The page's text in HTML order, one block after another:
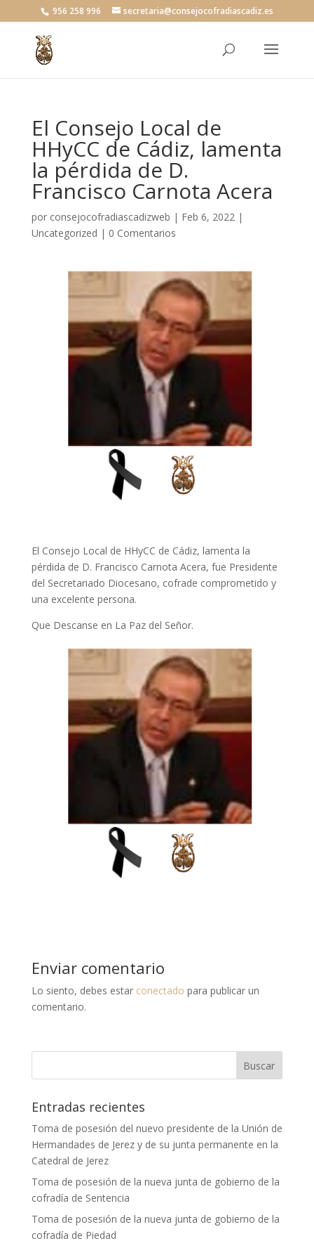
956 258 996 secretaria@consejocofradiascadiz.es
El Consejo Local de
HHyCC de Cádiz, lamenta
la pérdida de D.
Francisco Carnota Acera
por consejocofradiascadizweb | Feb 6, 2022|
Uncategorized | 0 Comentarios
El Consejo Local de HHyCC de Cádiz, lamenta la
pérdida de D. Francisco Carnota Acera, fue Presidente
del Secretariado Diocesano, cofrade comprometido y
una excelente persona.
Que Descanse en La Paz del Señor.
Enviar comentario
Lo siento, debes estar conectado para publicar un
comentario.
Entradas recientes
Toma de posesión del nuevo presidente de la Unión de
Hermandades de Jerez y de su junta permanente en la
Catedral de Jerez
Toma de posesión de la nueva junta de gobierno de la
cofradía de Sentencia
Toma de posesión de la nueva junta de gobierno de la
cofradía de Piedad